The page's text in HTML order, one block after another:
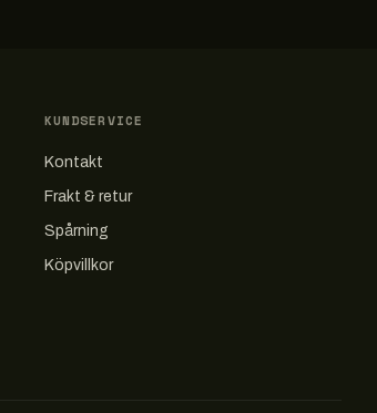
KUNDSERVICE
Kontakt
Frakt & retur
Spårning
Köpvillkor